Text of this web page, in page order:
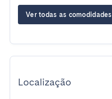
Ver todas as comodidades
Localização